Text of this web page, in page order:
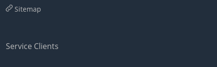
Sitemap
Service Clients